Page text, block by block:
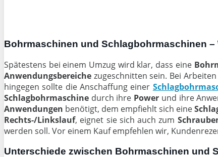
Bohrmaschinen und Schlagbohrmaschinen
Spätestens bei einem Umzug wird klar, dass eine
Anwendungsbereiche zugeschnitten sein. Bei
hingegen sollte die Anschaffung einer
Schlagbohrmaschine durch ihre Power und ihre
Anwendungen benötigt, dem empfiehlt sich eine
Rechts-/Linkslauf, eignet sie sich auch zum
werden soll. Vor einem Kauf empfehlen wir,
Unterschiede zwischen Bohrmaschinen und